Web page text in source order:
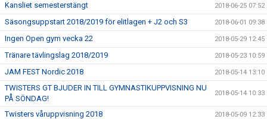
Kansliet semesterstängt 2018-06-25 07:52
Säsongsuppstart 2018/2019 för elitlagen + J2 och S3 2018-06-01 09:38
Ingen Open gym vecka 22 2018-05-29 12:45
Tränare tävlingslag 2018/2019 2018-05-23 10:59
JAM FEST Nordic 2018 2018-05-14 13:10
TWISTERS GT BJUDER IN TILL GYMNASTIKUPPVISNING NU
PÅ SÖNDAG!
2018-05-14 10:33
Twisters våruppvisning 2018 2018-05-09 12:33